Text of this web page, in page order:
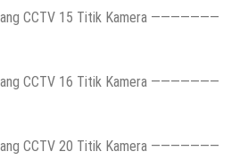
CCTV 15 Titik Kamera ———————
CCTV 16 Titik Kamera ———————
CCTV 20 Titik Kamera ———————